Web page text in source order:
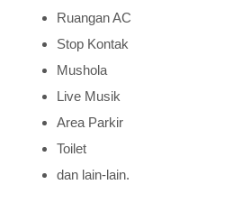
Ruangan AC
Stop Kontak
Mushola
Live Musik
Area Parkir
Toilet
dan lain-lain.